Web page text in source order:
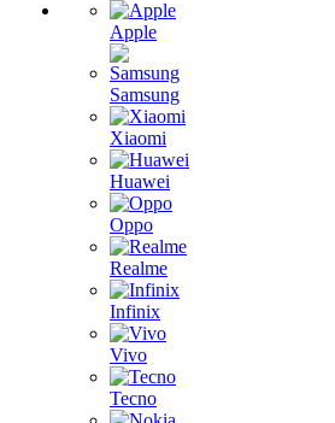
Apple
Samsung
Xiaomi
Huawei
Oppo
Realme
Infinix
Vivo
Tecno